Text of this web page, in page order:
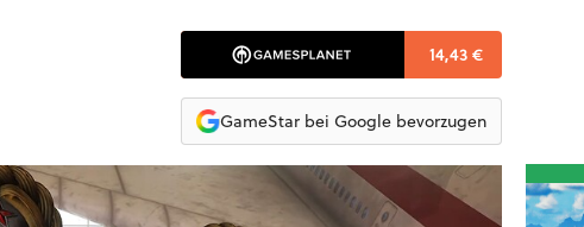
14,43 €
GameStar bei Google bevorzugen